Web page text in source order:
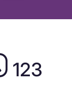
123